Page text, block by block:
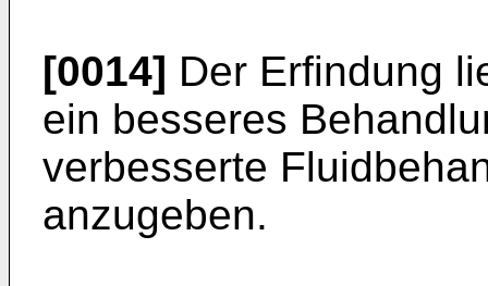
[0014] Der Erfindung
ein besseres
verbesserte
anzugeben.